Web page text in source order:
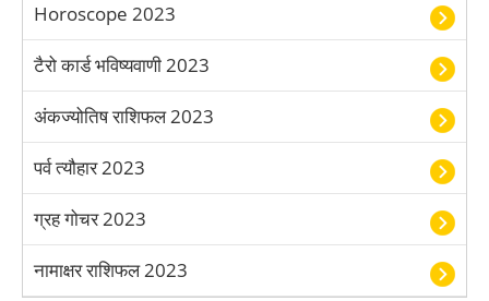
मीन पारिवारिक राशिफल 2023
Horoscope 2023
टैरो कार्ड भविष्यवाणी 2023
अंकज्योतिष राशिफल 2023
पर्व त्यौहार 2023
ग्रह गोचर 2023
नामाक्षर राशिफल 2023